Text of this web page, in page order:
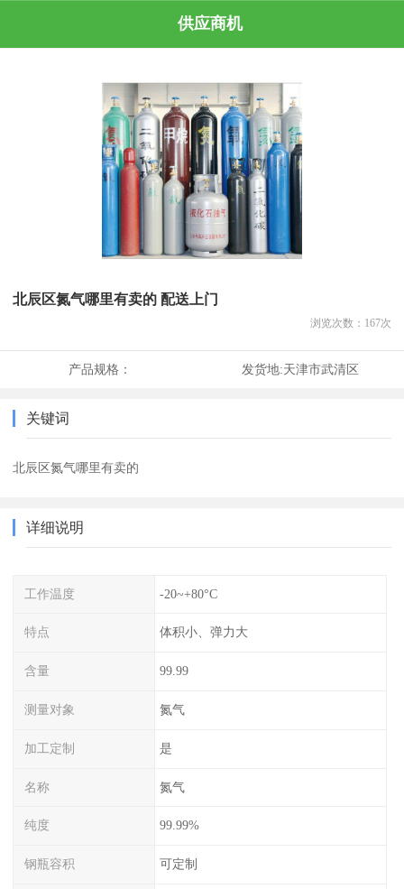
供应商机
北辰区氮气哪里有卖的 配送上门
浏览次数： 167次
产品规格： 发货地:天津市武清区
关键词
北辰区氮气哪里有卖的
详细说明
工作温度 -20~+80°C
特点 体积小、弹力大
含量 99.99
测量对象 氮气
加工定制 是
名称 氮气
纯度 99.99%
钢瓶容积 可定制